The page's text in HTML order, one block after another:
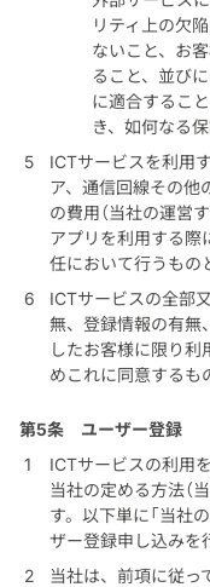
リティ上の欠
ないこと、お
ること、並び
に適合するこ
き、如何なる
ICTサービスを利用
ア、通信回線その他
の費用（当社の運営
アプリを利用する際
任において行うもの
ICTサービスの全部
無、登録情報の有無
したお客様に限り利
めこれに同意するも
第5条
ユーザー登録
ICTサービスの利用
当社の定める方法（
す。以下単に「当社
ザー登録申し込みを
当社は、前項に従っ